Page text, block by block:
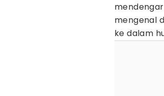
mengenal
ke dalam